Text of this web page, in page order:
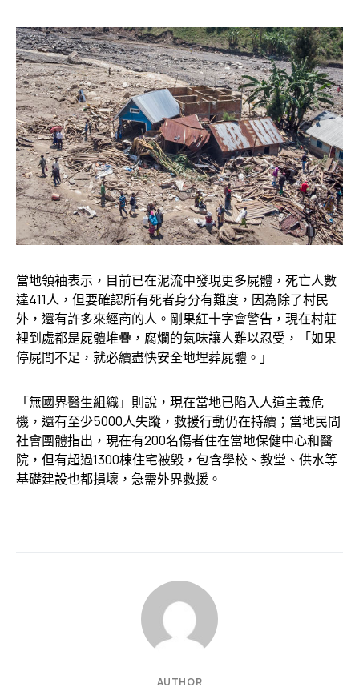
當地領袖表示，目前已在泥流中發現更多屍體，死亡人數
達411人，但要確認所有死者身分有難度，因為除了村民
外，還有許多來經商的人。剛果紅十字會警告，現在村莊
裡到處都是屍體堆疊，腐爛的氣味讓人難以忍受，「如果
停屍間不足，就必續盡快安全地埋葬屍體。」
「無國界醫生組織」則說，現在當地已陷入人道主義危
機，還有至少5000人失蹤，救援行動仍在持續；當地民間
社會團體指出，現在有200名傷者住在當地保健中心和醫
院，但有超過1300棟住宅被毀，包含學校、教堂、供水等
基礎建設也都損壞，急需外界救援。
AUTHOR